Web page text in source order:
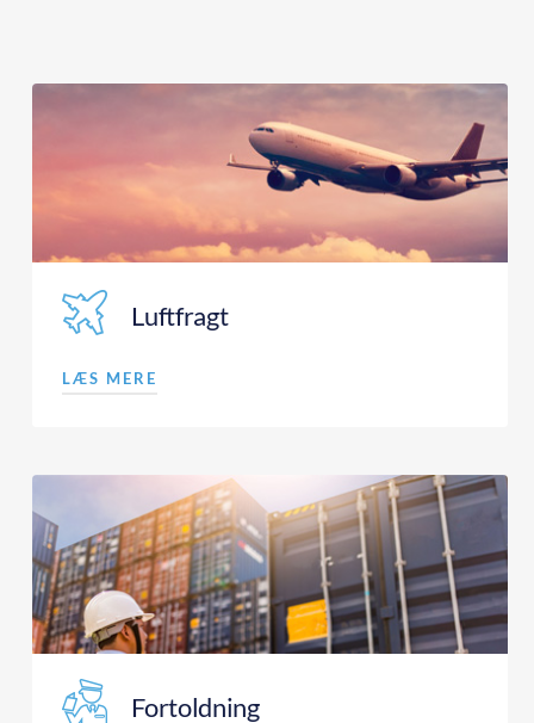
Luftfragt
LÆS MERE
Fortoldning